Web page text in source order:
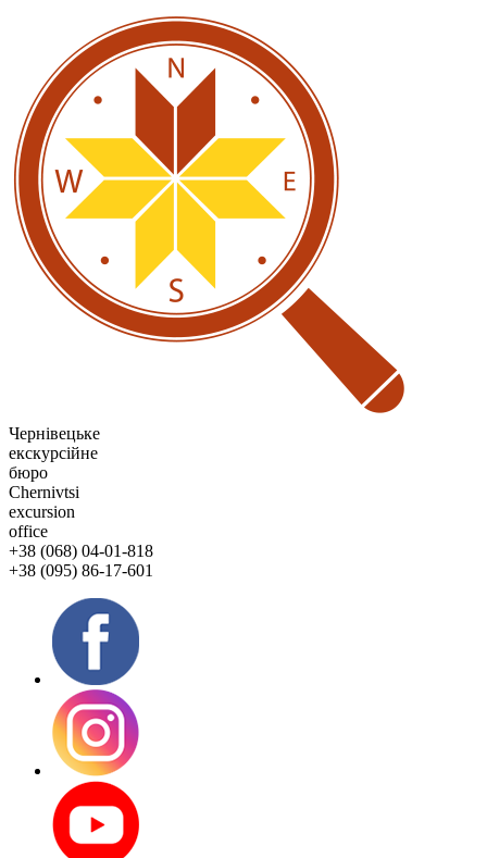
Чернівецьке
екскурсійне
бюро
Chernivtsi
excursion
office
+38 (068) 04-01-818
+38 (095) 86-17-601